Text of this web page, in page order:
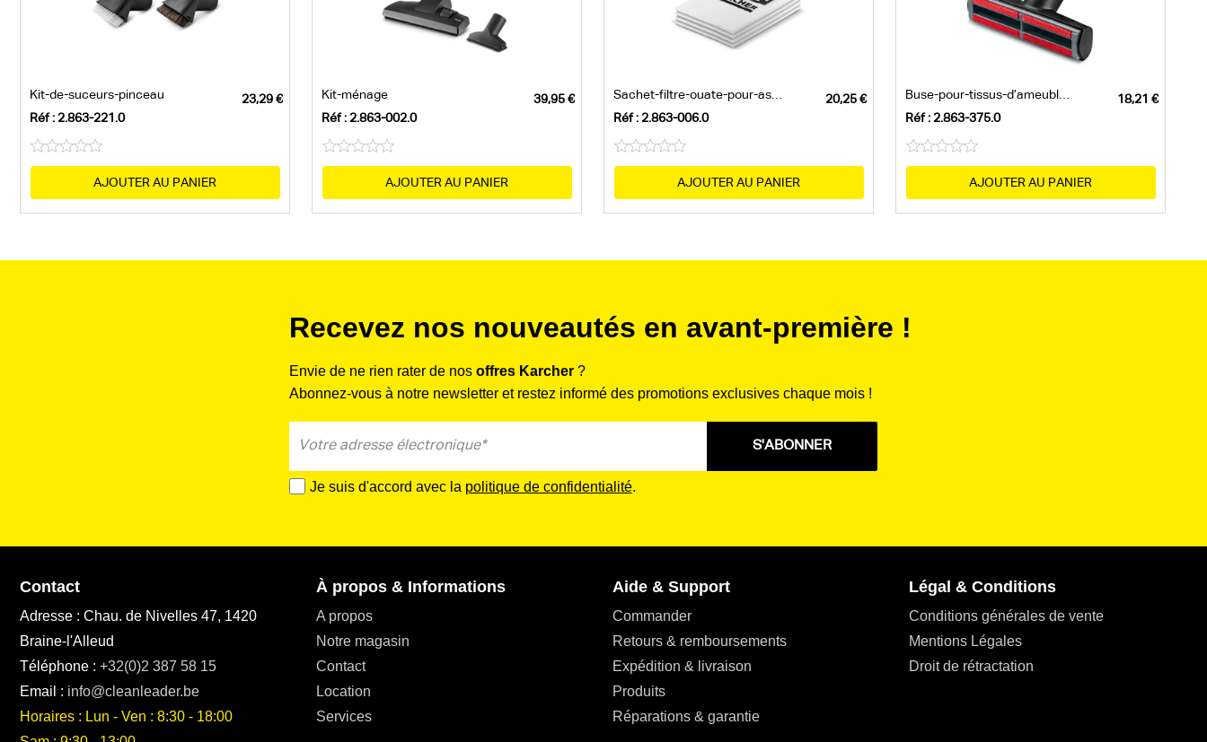
Kit-de-suceurs-pinceau
Réf : 2.863-221.0
AJOUTER AU PANIER
Kit-ménage
Réf : 2.863-002.0
AJOUTER AU PANIER
Sachet-filtre-ouate-pour-aspirateur-KFI-487
Réf : 2.863-006.0
AJOUTER AU PANIER
Buse-pour-tissus-d’ameublement-pour-poil...
Réf : 2.863-375.0
AJOUTER AU PANIER
Recevez nos nouveautés en avant-première !
Envie de ne rien rater de nos offres Karcher ?
Abonnez-vous à notre newsletter et restez informé des promotions exclusives chaque mois !
S'ABONNER
Je suis d'accord avec la politique de confidentialité.
Contact
Adresse : Chau. de Nivelles 47, 1420
Braine-l'Alleud
Téléphone : +32(0)2 387 58 15
Email : info@cleanleader.be
Horaires : Lun - Ven : 8:30 - 18:00
À propos & Informations
A propos
Notre magasin
Contact
Location
Services
Aide & Support
Commander
Retours & remboursements
Expédition & livraison
Produits
Réparations & garantie
Légal & Conditions
Conditions générales de vente
Mentions Légales
Droit de rétractation